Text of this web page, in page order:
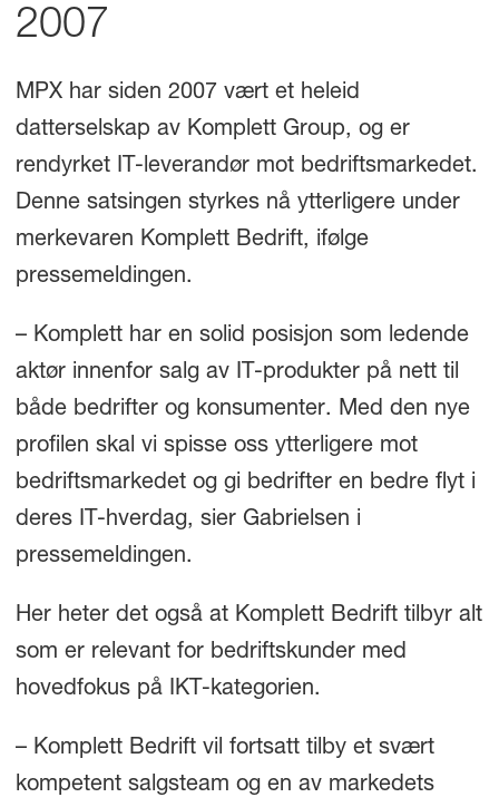
2007
MPX har siden 2007 vært et heleid
datterselskap av Komplett Group, og er
rendyrket IT-leverandør mot bedriftsmarkedet.
Denne satsingen styrkes nå ytterligere under
merkevaren Komplett Bedrift, ifølge
pressemeldingen.
– Komplett har en solid posisjon som ledende
aktør innenfor salg av IT-produkter på nett til
både bedrifter og konsumenter. Med den nye
profilen skal vi spisse oss ytterligere mot
bedriftsmarkedet og gi bedrifter en bedre flyt i
deres IT-hverdag, sier Gabrielsen i
pressemeldingen.
Her heter det også at Komplett Bedrift tilbyr alt
som er relevant for bedriftskunder med
hovedfokus på IKT-kategorien.
– Komplett Bedrift vil fortsatt tilby et svært
kompetent salgsteam og en av markedets